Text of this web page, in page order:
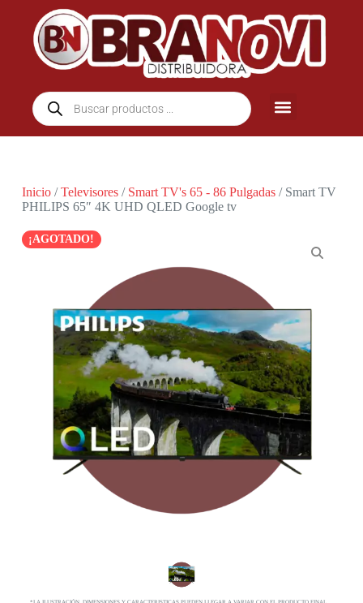
Inicio/Televisores/ Smart TV's 65 - 86 Pulgadas/ Smart TV
PHILIPS 65″ 4K UHD QLED Google tv
¡AGOTADO!